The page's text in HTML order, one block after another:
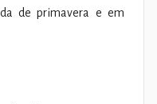
de primavera e em